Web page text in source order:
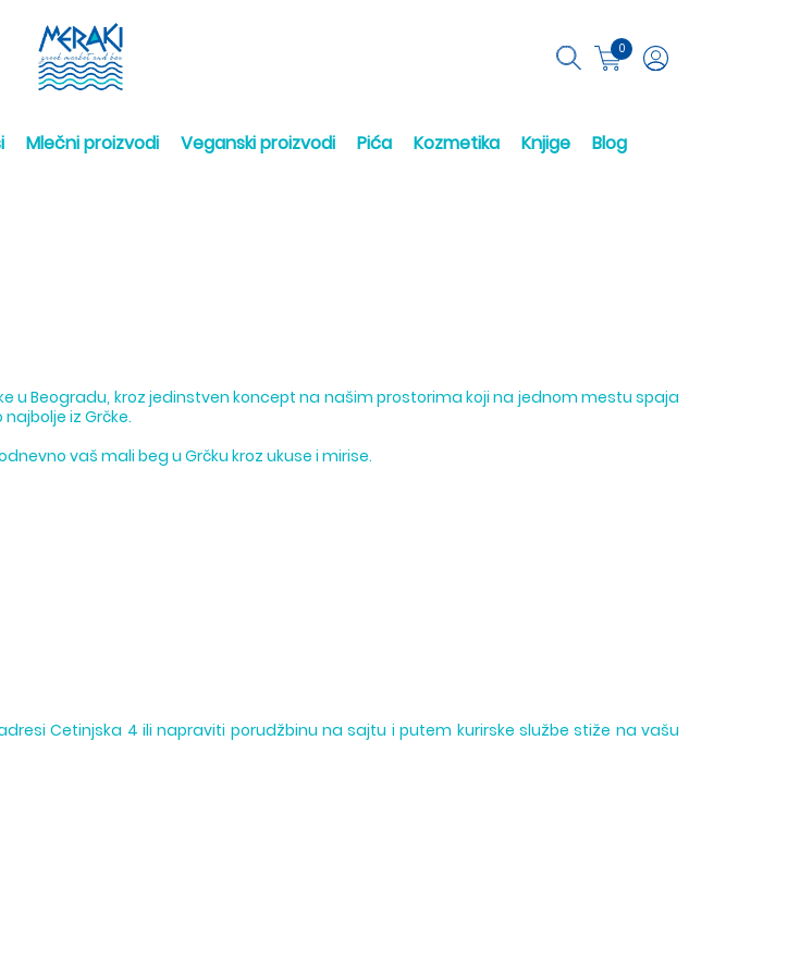
0
Mlečni proizvodi Veganski proizvodi Pića Kozmetika Knjige Blog
u Beogradu, kroz jedinstven koncept na našim prostorima koji na jednom mestu spaja
iz Grčke.
vaš mali beg u Grčku kroz ukuse i mirise.
Cetinjska 4 ili napraviti porudžbinu na sajtu i putem kurirske službe stiže na vašu